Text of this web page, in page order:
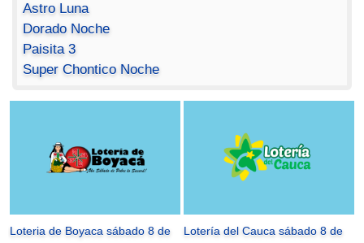
Astro Luna
Dorado Noche
Paisita 3
Super Chontico Noche
Loteria de Boyaca sábado 8 de
Lotería del Cauca sábado 8 de